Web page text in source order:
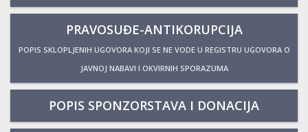
PRAVOSUĐE-ANTIKORUPCIJA
POPIS SKLOPLJENIH UGOVORA KOJI SE NE VODE U REGISTRU UGOVORA O
JAVNOJ NABAVI I OKVIRNIH SPORAZUMA
POPIS SPONZORSTAVA I DONACIJA